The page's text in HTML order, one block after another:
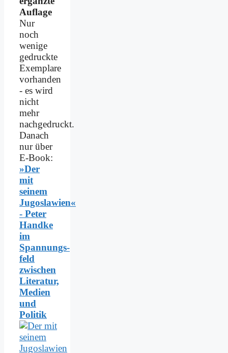
Auflage
Nur
noch
wenige
gedruckte
Exemplare
vorhanden
- es wird
nicht
mehr
nachgedruckt.
Danach
nur über
E-Book:
»Der
mit
seinem
Jugoslawien«
- Peter
Handke
im
Spannungs­
feld
zwischen
Literatur,
Medien
und
Politik